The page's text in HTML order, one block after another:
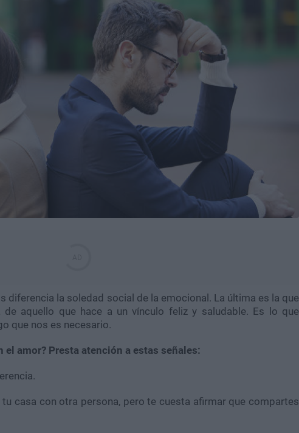
diferencia la soledad social de la emocional. La última es la que
aquello que hace a un vínculo feliz y saludable. Es lo que
que nos es necesario.
amor? Presta atención a estas señales:
casa con otra persona, pero te cuesta afirmar que compartes